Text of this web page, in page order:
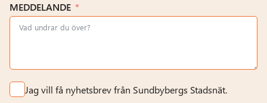
MEDDELANDE
Jag vill få nyhetsbrev från Sundbybergs Stadsnät.